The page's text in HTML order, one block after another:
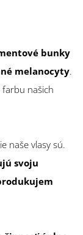
bunky
melanocyty.
našich
naše vlasy sú.
svoju